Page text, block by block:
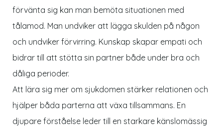
förvänta sig kan man bemöta situationen med
tålamod. Man undviker att lägga skulden på någon
och undviker förvirring. Kunskap skapar empati och
bidrar till att stötta sin partner både under bra och
dåliga perioder.
Att lära sig mer om sjukdomen stärker relationen och
hjälper båda parterna att växa tillsammans. En
djupare förståelse leder till en starkare känslomässig